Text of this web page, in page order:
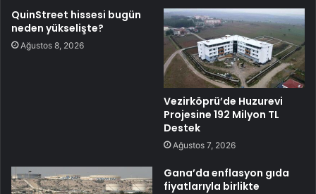
QuinStreet hissesi bugün
neden yükselişte?
Ağustos 8, 2026
Vezirköprü’de Huzurevi
Projesine 192 Milyon TL
Destek
Ağustos 7, 2026
Gana’da enflasyon gıda
fiyatlarıyla birlikte